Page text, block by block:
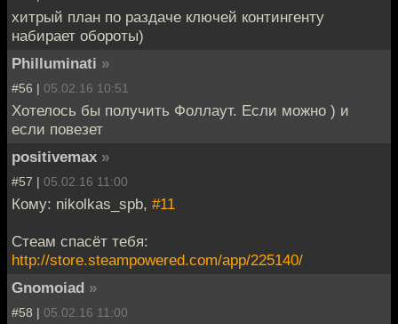
хитрый план по раздаче ключей контингенту
набирает обороты)
Philluminati »
#56 | 05.02.16 10:51
Хотелось бы получить Фоллаут. Если можно ) и
если повезет
positivemax »
#57 | 05.02.16 11:00
Кому: nikolkas_spb, #11
Стеам спасёт тебя:
http://store.steampowered.com/app/225140/
Gnomoiad »
#58 | 05.02.16 11:00